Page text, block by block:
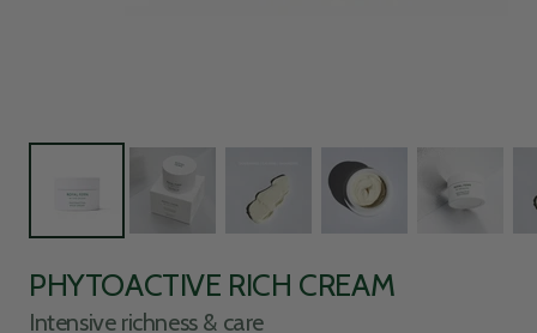
PHYTOACTIVE RICH CREAM
Intensive richness & care